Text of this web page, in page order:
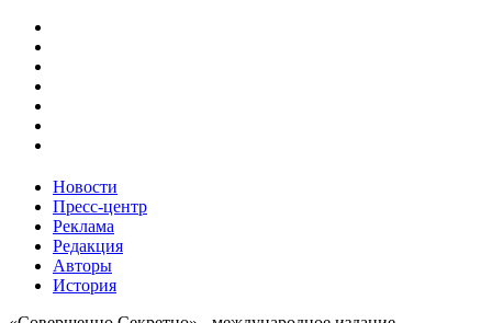
Новости
Пресс-центр
Реклама
Редакция
Авторы
История